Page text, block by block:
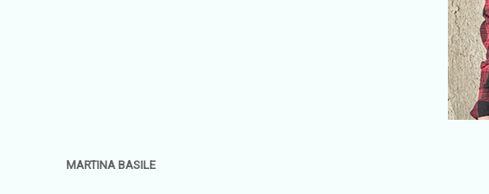
MARTINA BASILE